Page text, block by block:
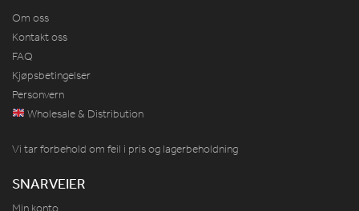
Om oss
Kontakt oss
FAQ
Kjøpsbetingelser
Personvern
Wholesale & Distribution
Vi tar forbehold om feil i pris og lagerbeholdning
SNARVEIER
Min konto